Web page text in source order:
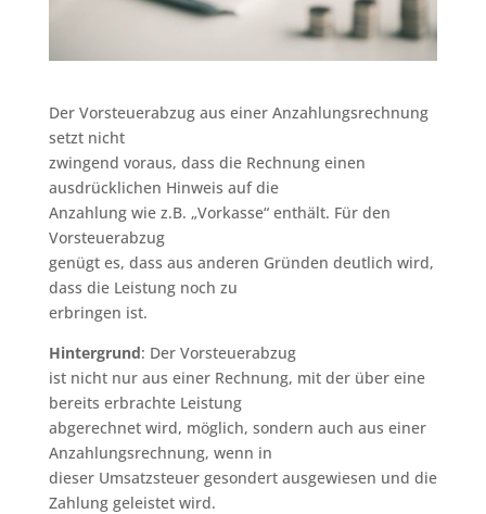
Der Vorsteuerabzug aus einer Anzahlungsrechnung
setzt nicht
zwingend voraus, dass die Rechnung einen
ausdrücklichen Hinweis auf die
Anzahlung wie z.B. „Vorkasse“ enthält. Für den
Vorsteuerabzug
genügt es, dass aus anderen Gründen deutlich wird,
dass die Leistung noch zu
erbringen ist.
Hintergrund: Der Vorsteuerabzug
ist nicht nur aus einer Rechnung, mit der über eine
bereits erbrachte Leistung
abgerechnet wird, möglich, sondern auch aus einer
Anzahlungsrechnung, wenn in
dieser Umsatzsteuer gesondert ausgewiesen und die
Zahlung geleistet wird.